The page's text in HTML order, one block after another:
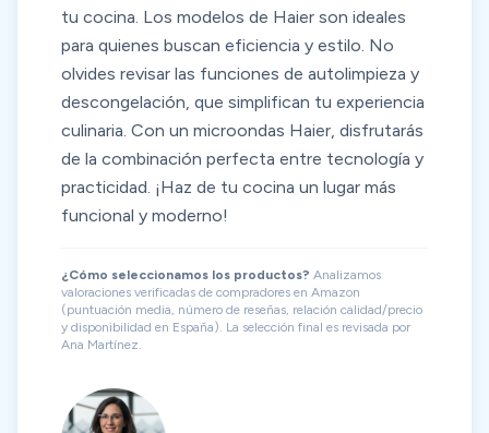
tu cocina. Los modelos de Haier son ideales
para quienes buscan eficiencia y estilo. No
olvides revisar las funciones de autolimpieza y
descongelación, que simplifican tu experiencia
culinaria. Con un microondas Haier, disfrutarás
de la combinación perfecta entre tecnología y
practicidad. ¡Haz de tu cocina un lugar más
funcional y moderno!
¿Cómo seleccionamos los productos? Analizamos
valoraciones verificadas de compradores en Amazon
(puntuación media, número de reseñas, relación calidad/precio
y disponibilidad en España). La selección final es revisada por
Ana Martínez.